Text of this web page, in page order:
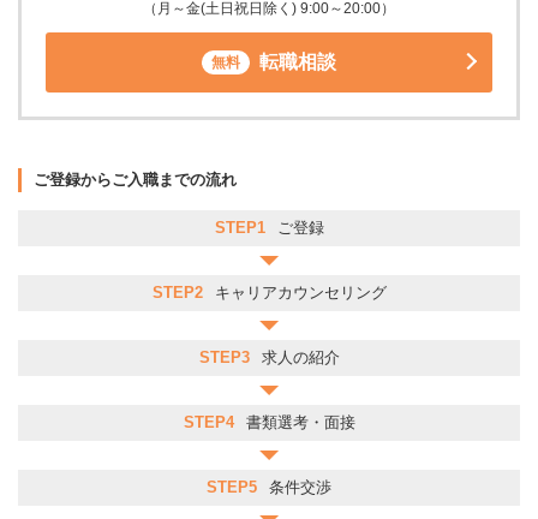
（月～金(土日祝日除く) 9:00～20:00）
無料 転職相談
ご登録からご入職までの流れ
STEP1 ご登録
STEP2 キャリアカウンセリング
STEP3 求人の紹介
STEP4 書類選考・面接
STEP5 条件交渉